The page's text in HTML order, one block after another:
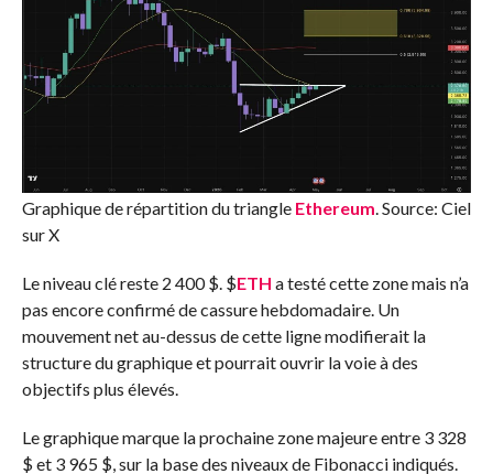
Graphique de répartition du triangle Ethereum. Source: Ciel
sur X
Le niveau clé reste 2 400 $. $ETH a testé cette zone mais n’a
pas encore confirmé de cassure hebdomadaire. Un
mouvement net au-dessus de cette ligne modifierait la
structure du graphique et pourrait ouvrir la voie à des
objectifs plus élevés.
Le graphique marque la prochaine zone majeure entre 3 328
$ et 3 965 $, sur la base des niveaux de Fibonacci indiqués.